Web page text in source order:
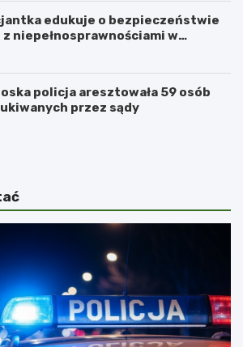
edukuje o bezpieczeństwie
z niepełnosprawnościami w
policja aresztowała 59 osób
przez sądy